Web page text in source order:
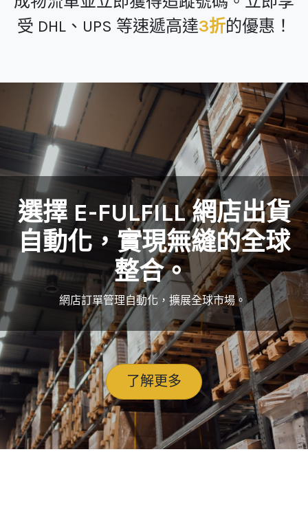
受 DHL、UPS 等速遞高達3折的優惠！
選擇 E-FULFILL 網店出貨
自動化，實現無縫的全球
整合。
網店訂單管理自動化，擴展全球市場。
了解更多